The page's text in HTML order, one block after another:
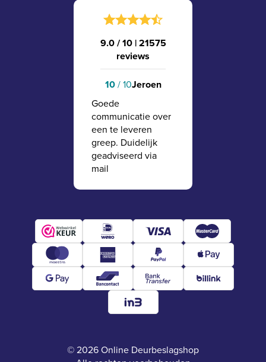
9.0 / 10 |21575
reviews
10/ 10Jeroen
Goede
communicatie over
een te leveren
greep. Duidelijk
geadviseerd via
mail
© 2026 Online Deurbeslagshop